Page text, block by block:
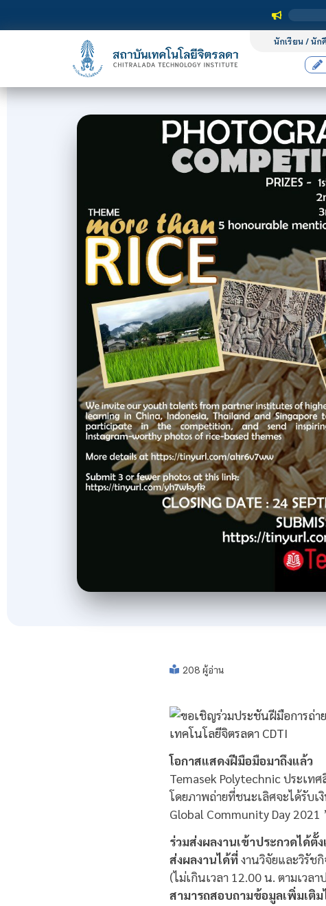
นักเรียน / นัก
208 ผู้อ่าน
โอกาสแสดงฝีมือมือมาถึงแล้ว
Temasek Polytechnic ประเท
โดยภาพถ่ายที่ชนะเลิศจะได้รับเ
Global Community Day 2021
ร่วมส่งผลงานเข้าประกวดได้
ส่งผลงานได้ที่งานวิจัยและวิรัช
(ไม่เกินเวลา 12.00 น. ตามเวลา
สามารถสอบถามข้อมูลเพิ่มเติ